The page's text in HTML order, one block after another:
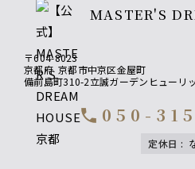
MASTER'S
〒604-8023
京都府 京都市中京区金屋町
備前島町310-2立誠ガーデンヒューリ
call 050-
定休日 :